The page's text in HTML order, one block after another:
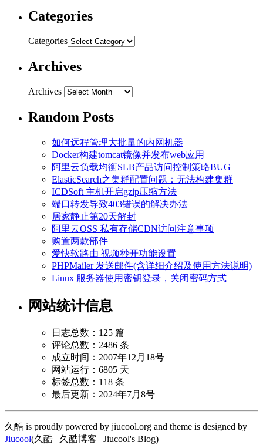
Categories
Categories
Archives
Archives
Random Posts
如何远程管理大批量的内网机器
Docker构建tomcat镜像并发布web应用
阿里云负载均衡SLB产品访问控制策略BUG
ElasticSearch之集群配置问题：无法构建集群
ICDSoft 主机开启gzip压缩方法
端口转发导致403错误的解决办法
居家静止第20天解封
阿里云OSS 私有存储CDN访问注意事项
购置两款部件
爱快软路由 视频秒开功能设置
PHPMailer 发送邮件(含详细介绍及使用方法说明)
Linux 服务器使用密钥登录，关闭密码方式
网站统计信息
日志总数：125 篇
评论总数：2486 条
成立时间：2007年12月18号
网站运行：6805 天
标签总数：118 条
最后更新：2024年7月8号
久酷 is proudly powered by jiucool.org and theme is designed by
Jiucool(久酷 | 久酷博客 | Jiucool's Blog)